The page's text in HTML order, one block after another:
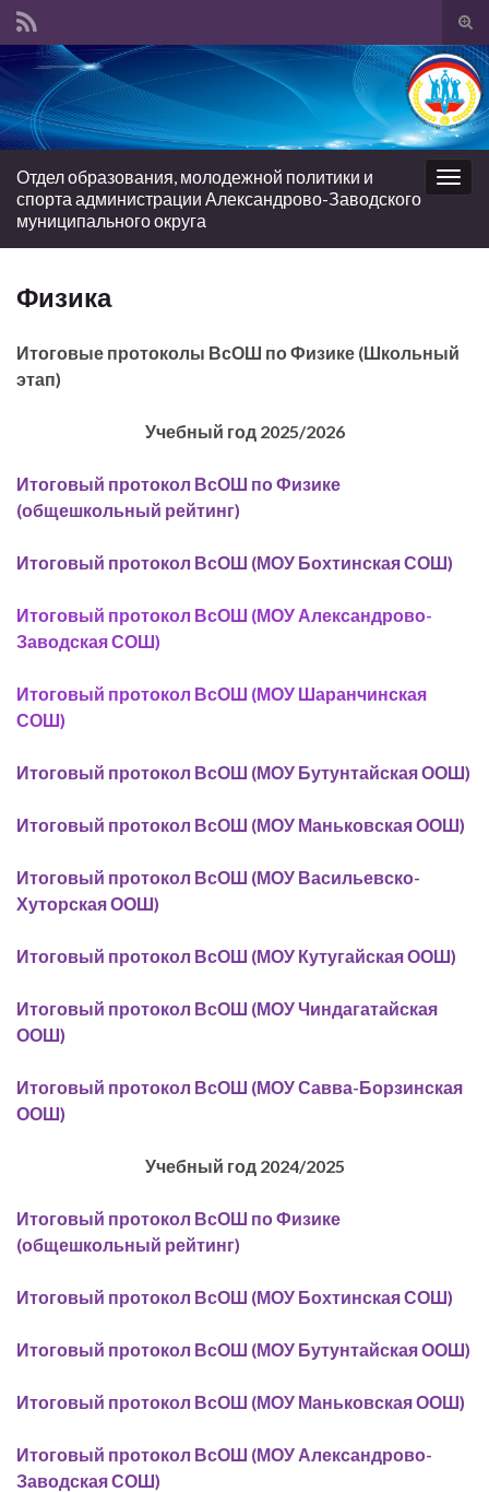
Вкл/
Search for:
Вкл/
Отдел образования, молодежной политики и
спорта администрации Александрово-Заводского
муниципального округа
Физика
Итоговые протоколы ВсОШ по Физике (Школьный
этап)
Учебный год 2025/2026
Итоговый протокол ВсОШ по Физике
(общешкольный рейтинг)
Итоговый протокол ВсОШ (МОУ Бохтинская СОШ)
Итоговый протокол ВсОШ (МОУ Александрово-
Заводская СОШ)
Итоговый протокол ВсОШ (МОУ Шаранчинская
СОШ)
Итоговый протокол ВсОШ (МОУ Бутунтайская ООШ)
Итоговый протокол ВсОШ (МОУ Маньковская ООШ)
Итоговый протокол ВсОШ (МОУ Васильевско-
Хуторская ООШ)
Итоговый протокол ВсОШ (МОУ Кутугайская ООШ)
Итоговый протокол ВсОШ (МОУ Чиндагатайская
ООШ)
Итоговый протокол ВсОШ (МОУ Савва-Борзинская
ООШ)
Учебный год 2024/2025
Итоговый протокол ВсОШ по Физике
(общешкольный рейтинг)
Итоговый протокол ВсОШ (МОУ Бохтинская СОШ)
Итоговый протокол ВсОШ (МОУ Бутунтайская ООШ)
Итоговый протокол ВсОШ (МОУ Маньковская ООШ)
Итоговый протокол ВсОШ (МОУ Александрово-
Заводская СОШ)